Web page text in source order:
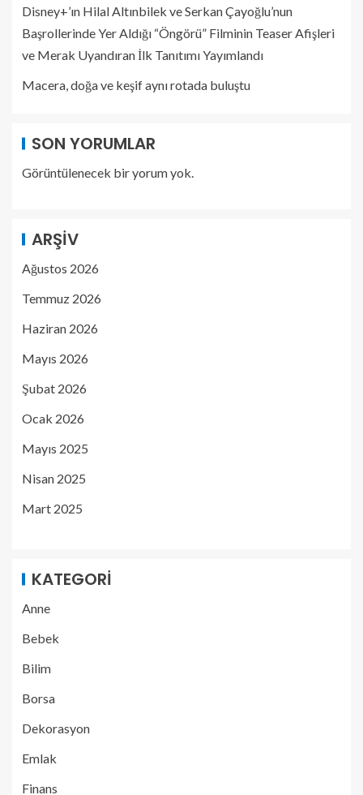
Disney+’ın Hilal Altınbilek ve Serkan Çayoğlu’nun
Başrollerinde Yer Aldığı “Öngörü” Filminin Teaser Afişleri
ve Merak Uyandıran İlk Tanıtımı Yayımlandı
Macera, doğa ve keşif aynı rotada buluştu
SON YORUMLAR
Görüntülenecek bir yorum yok.
ARŞIV
Ağustos 2026
Temmuz 2026
Haziran 2026
Mayıs 2026
Şubat 2026
Ocak 2026
Mayıs 2025
Nisan 2025
Mart 2025
KATEGORI
Anne
Bebek
Bilim
Borsa
Dekorasyon
Emlak
Finans